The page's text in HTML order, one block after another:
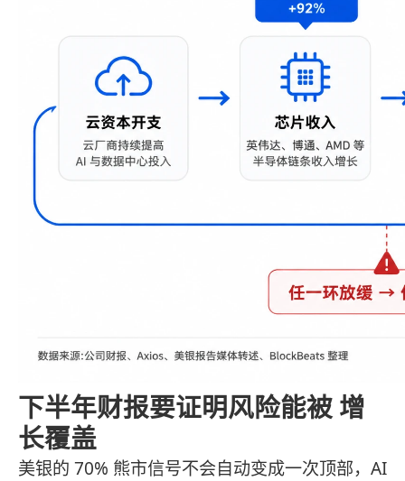
下半年财报要证明风险能被 增
长覆盖
美银的 70% 熊市信号不会自动变成一次顶部，AI